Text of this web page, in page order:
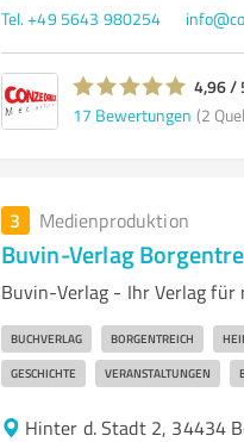
Tel. +49 5643 980254
4,96 /
17 Bewertungen (2
3 Medienproduktion
Buvin-Verlag
Buvin-Verlag - Ihr Verlag
BUCHVERLAG BORGENTREICH
GESCHICHTE VERANSTALTUNGEN
Hinter d. Stadt 2, 34434